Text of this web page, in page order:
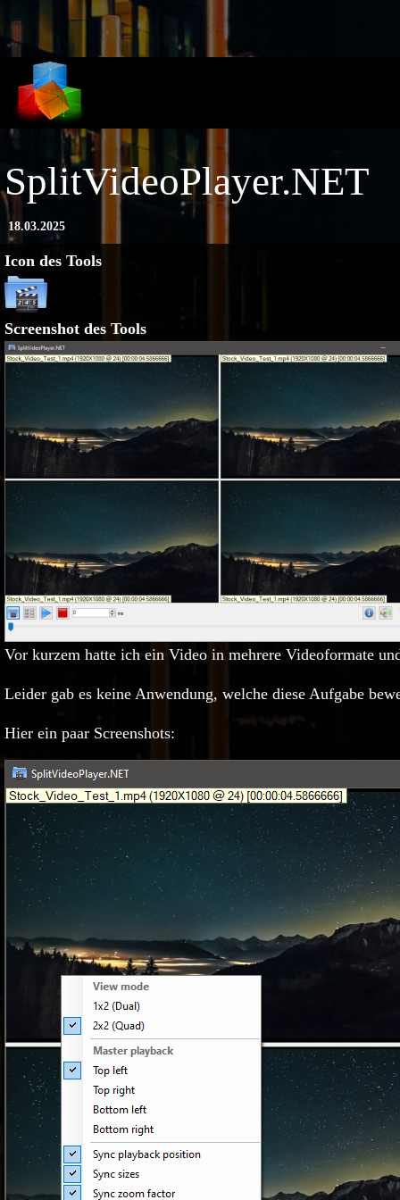
Skip to main content
SplitVideoPlayer.NET
18.03.2025
Icon des Tools
Bild
Screenshot des Tools
Bild
Vor kurzem hatte ich ein Video in mehrere Videoformate
Leider gab es keine Anwendung, welche diese Aufgabe
Hier ein paar Screenshots:
Bild